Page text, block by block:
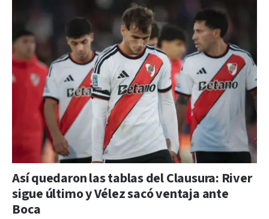
Así quedaron las tablas del Clausura: River
sigue último y Vélez sacó ventaja ante
Boca